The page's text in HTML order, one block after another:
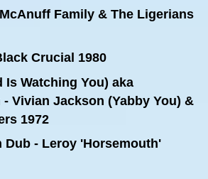
Family & The Ligerians
Crucial 1980
Is Watching You) aka
Vivian Jackson (Yabby You) &
1972
Dub - Leroy 'Horsemouth'